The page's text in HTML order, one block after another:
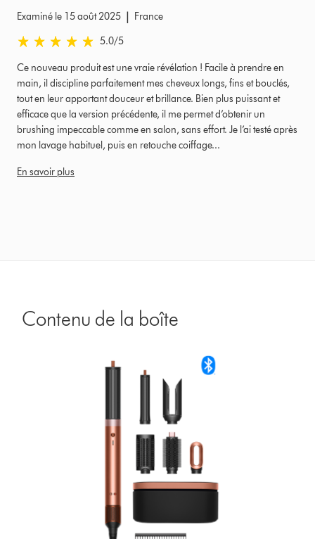
Examiné le 15 août 2025 |
France
5.0 stars out of 5 from Examiné le 15 août 2025 Avis
5.0/5
Ce nouveau produit est une vraie révélation ! Facile à prendre en
main, il discipline parfaitement mes cheveux longs, fins et bouclés,
tout en leur apportant douceur et brillance. Bien plus puissant et
efficace que la version précédente, il me permet d’obtenir un
brushing impeccable comme en salon, sans effort. Je l’ai testé après
mon lavage habituel, puis en retouche coiffage...
En savoir plus
Contenu de la boîte